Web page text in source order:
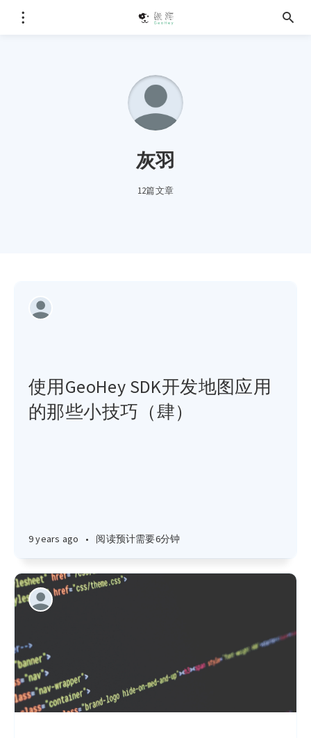
灰羽
12篇文章
使用GeoHey SDK开发地图应用
的那些小技巧（肆）
9 years ago • 阅读预计需要6分钟